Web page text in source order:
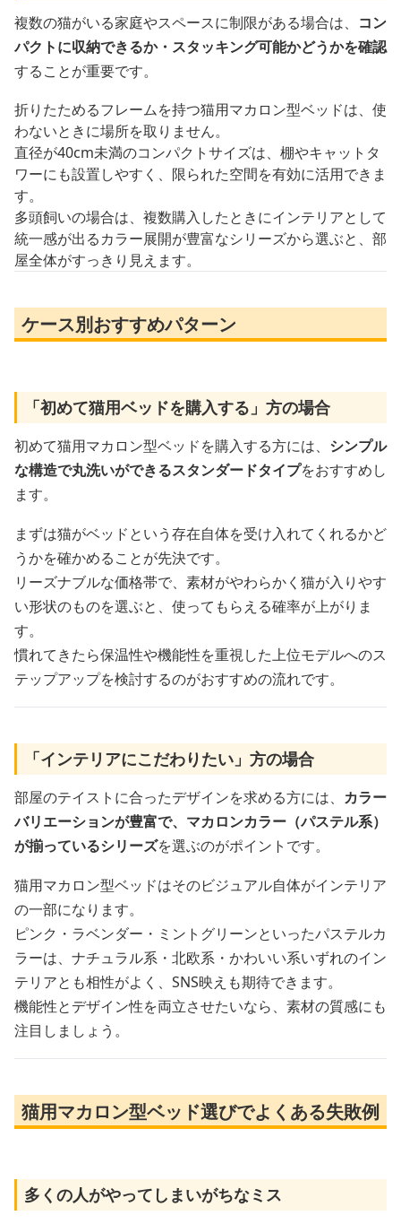
複数の猫がいる家庭やスペースに制限がある場合は、 コン
パクトに収納できるか・スタッキング可能かどうかを確認
することが重要です。
折りたためるフレームを持つ猫用マカロン型ベッドは、使
わないときに場所を取りません。
直径が40cm未満のコンパクトサイズは、棚やキャットタ
ワーにも設置しやすく、限られた空間を有効に活用できま
す。
多頭飼いの場合は、複数購入したときにインテリアとして
統一感が出るカラー展開が豊富なシリーズから選ぶと、部
屋全体がすっきり見えます。
ケース別おすすめパターン
「初めて猫用ベッドを購入する」方の場合
初めて猫用マカロン型ベッドを購入する方には、 シンプル
な構造で丸洗いができるスタンダードタイプをおすすめし
ます。
まずは猫がベッドという存在自体を受け入れてくれるかど
うかを確かめることが先決です。
リーズナブルな価格帯で、素材がやわらかく猫が入りやす
い形状のものを選ぶと、使ってもらえる確率が上がりま
す。
慣れてきたら保温性や機能性を重視した上位モデルへのス
テップアップを検討するのがおすすめの流れです。
「インテリアにこだわりたい」方の場合
部屋のテイストに合ったデザインを求める方には、 カラー
バリエーションが豊富で、マカロンカラー（パステル系）
が揃っているシリーズを選ぶのがポイントです。
猫用マカロン型ベッドはそのビジュアル自体がインテリア
の一部になります。
ピンク・ラベンダー・ミントグリーンといったパステルカ
ラーは、ナチュラル系・北欧系・かわいい系いずれのイン
テリアとも相性がよく、SNS映えも期待できます。
機能性とデザイン性を両立させたいなら、素材の質感にも
注目しましょう。
猫用マカロン型ベッド選びでよくある失敗例
多くの人がやってしまいがちなミス